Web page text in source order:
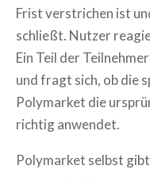
Frist verstrichen ist
schließt. Nutzer
Ein Teil der
und fragt sich, ob die
Polymarket die
richtig anwendet.
Polymarket selbst